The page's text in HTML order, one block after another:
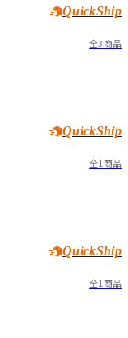
QuickShip
全3商品
QuickShip
全1商品
QuickShip
全1商品